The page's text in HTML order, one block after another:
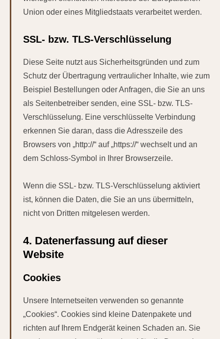
Union oder eines Mitgliedstaats verarbeitet werden.
SSL- bzw. TLS-Verschlüsselung
Diese Seite nutzt aus Sicherheitsgründen und zum
Schutz der Übertragung vertraulicher Inhalte, wie zum
Beispiel Bestellungen oder Anfragen, die Sie an uns
als Seitenbetreiber senden, eine SSL- bzw. TLS-
Verschlüsselung. Eine verschlüsselte Verbindung
erkennen Sie daran, dass die Adresszeile des
Browsers von „http://“ auf „https://“ wechselt und an
dem Schloss-Symbol in Ihrer Browserzeile.
Wenn die SSL- bzw. TLS-Verschlüsselung aktiviert
ist, können die Daten, die Sie an uns übermitteln,
nicht von Dritten mitgelesen werden.
4. Datenerfassung auf dieser
Website
Cookies
Unsere Internetseiten verwenden so genannte
„Cookies“. Cookies sind kleine Datenpakete und
richten auf Ihrem Endgerät keinen Schaden an. Sie